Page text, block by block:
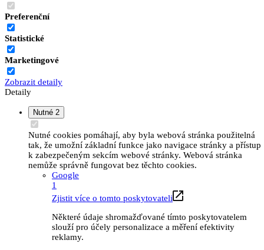
Preferenční
Statistické
Marketingové
Zobrazit detaily
Detaily
Nutné 2
Nutné cookies pomáhají, aby byla webová stránka použitelná
tak, že umožní základní funkce jako navigace stránky a přístup
k zabezpečeným sekcím webové stránky. Webová stránka
nemůže správně fungovat bez těchto cookies.
Google
1
Zjistit více o tomto poskytovateli
Některé údaje shromažďované tímto poskytovatelem
slouží pro účely personalizace a měření efektivity
reklamy.